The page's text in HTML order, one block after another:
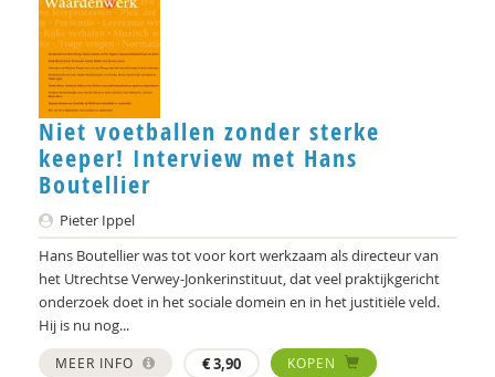
Rik Hospers
Rob Hundman
André ierdsma
Pieter Ippel
Ruud Kaulingfreks
Marije Klomp
Carla Kolner
Esther Kopmels
Harry Kunneman
Niet voetballen zonder sterke
keeper! Interview met Hans
Boutellier
Pieter Ippel
Hans Boutellier was tot voor kort werkzaam als directeur van
het Utrechtse Verwey-Jonkerinstituut, dat veel praktijkgericht
onderzoek doet in het sociale domein en in het justitiële veld.
Hij is nu nog...
MEER INFO €3,90
KOPEN